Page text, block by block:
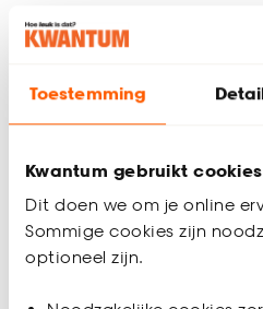
Toestemming
Kwantum gebruikt cookies
Dit doen we om je online
Sommige cookies zijn
optioneel zijn.
Productomschrijving
Voeg een natuurlijke tint toe aan
zeegras, is 26x26x19 cm (lxbxh)
kinder- als woonkamers. De
geeft een sfeervolle uitstraling,
deze mand zowel praktisch als